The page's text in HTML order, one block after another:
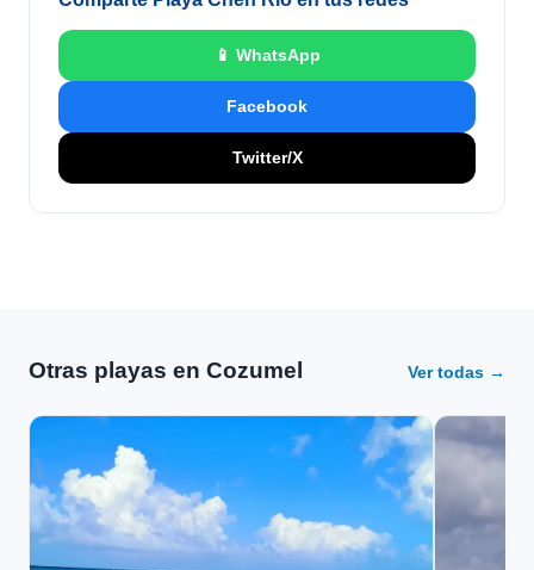
📱 WhatsApp
Facebook
Twitter/X
Otras playas en Cozumel Ver todas →